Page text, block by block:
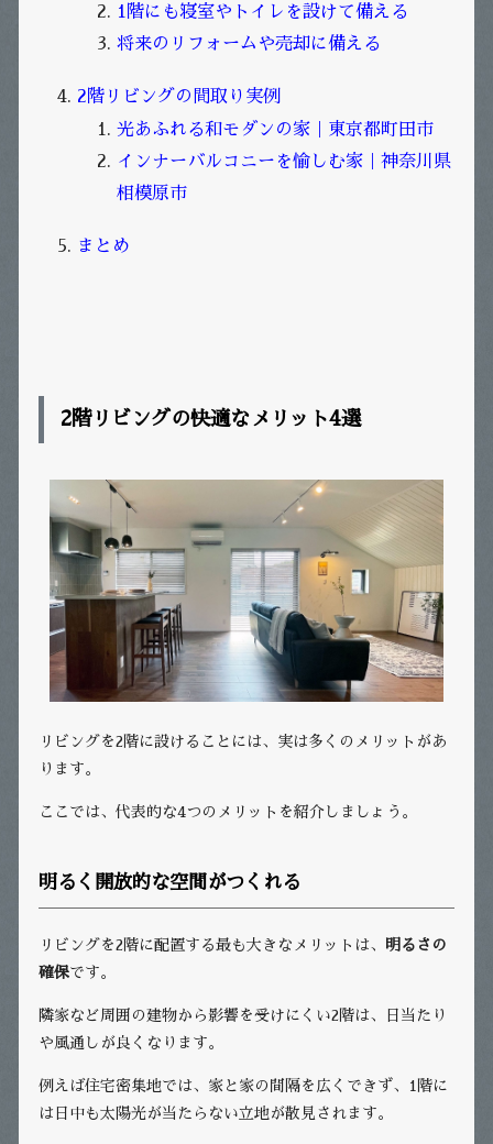
1階にも寝室やトイレを設けて備える
将来のリフォームや売却に備える
2階リビングの間取り実例
光あふれる和モダンの家｜東京都町田市
インナーバルコニーを愉しむ家｜神奈川県
相模原市
まとめ
2階リビングの快適なメリット4選
リビングを2階に設けることには、実は多くのメリットがあ
ります。
ここでは、代表的な4つのメリットを紹介しましょう。
明るく開放的な空間がつくれる
リビングを2階に配置する最も大きなメリットは、 明るさの
確保です。
隣家など周囲の建物から影響を受けにくい2階は、日当たり
や風通しが良くなります。
例えば住宅密集地では、家と家の間隔を広くできず、1階に
は日中も太陽光が当たらない立地が散見されます。